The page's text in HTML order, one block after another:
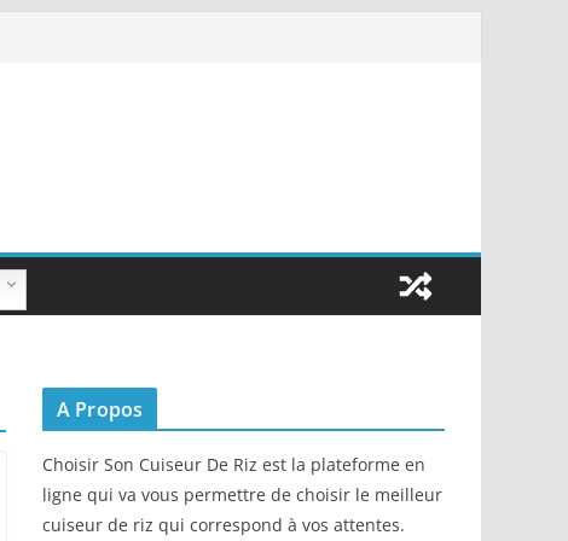
A Propos
Choisir Son Cuiseur De Riz est la plateforme en
ligne qui va vous permettre de choisir le meilleur
cuiseur de riz qui correspond à vos attentes.